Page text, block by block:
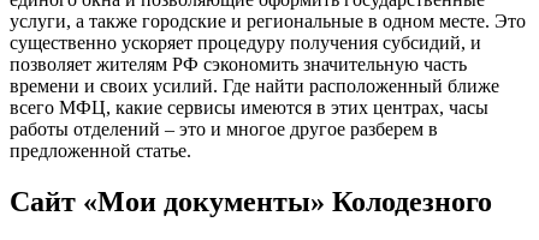
услуги, а также городские и региональные в одном месте. Это
существенно ускоряет процедуру получения субсидий, и
позволяет жителям РФ сэкономить значительную часть
времени и своих усилий. Где найти расположенный ближе
всего МФЦ, какие сервисы имеются в этих центрах, часы
работы отделений – это и многое другое разберем в
предложенной статье.
Сайт «Мои документы» Колодезного